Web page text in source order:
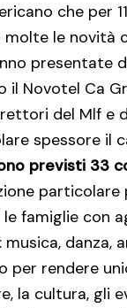
che per
le novità
presentate
il Novotel Ca
del Mlf e
spessore il
previsti 33
famiglie con
danza,
rendere
la cultura, gli